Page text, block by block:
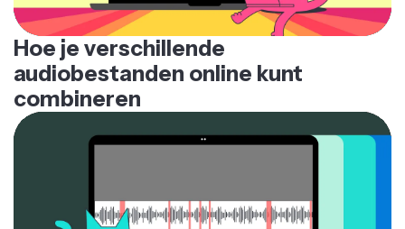
Hoe je verschillende
audiobestanden online kunt
combineren